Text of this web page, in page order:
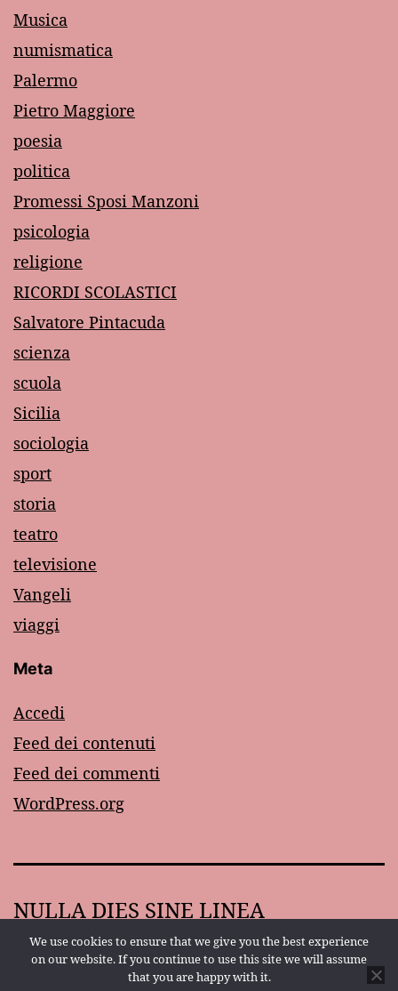
Musica
numismatica
Palermo
Pietro Maggiore
poesia
politica
Promessi Sposi Manzoni
psicologia
religione
RICORDI SCOLASTICI
Salvatore Pintacuda
scienza
scuola
Sicilia
sociologia
sport
storia
teatro
televisione
Vangeli
viaggi
Meta
Accedi
Feed dei contenuti
Feed dei commenti
WordPress.org
NULLA DIES SINE LINEA
Proudly powered byWordPress.
We use cookies to ensure that we give you the best experience
on our website. If you continue to use this site we will assume
that you are happy with it.